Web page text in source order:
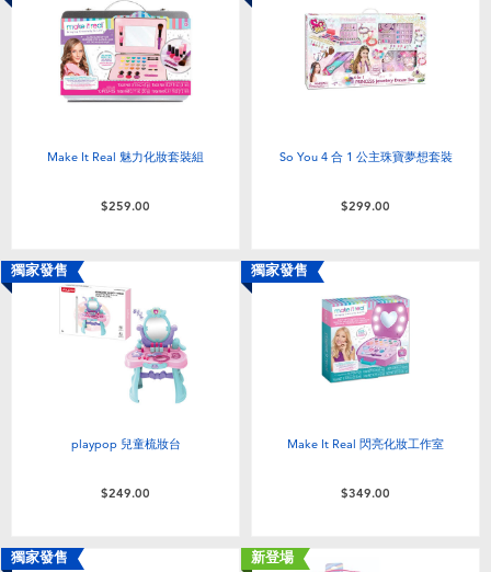
Make It Real 魅力化妝套裝組
$259.00
So You 4 合 1 公主珠寶夢想套裝
$299.00
獨家發售
playpop 兒童梳妝台
$249.00
獨家發售
Make It Real 閃亮化妝工作室
$349.00
獨家發售 新登場